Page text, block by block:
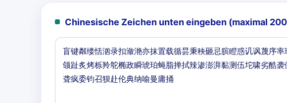
Chinesische Zeichen unten eingeben (maximal